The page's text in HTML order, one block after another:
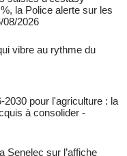
la Police alerte sur les
08/2026
vibre au rythme du
2030 pour l'agriculture : la
à consolider -
Senelec sur l’affiche